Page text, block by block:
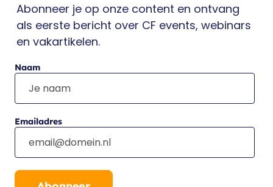
Abonneer je op onze content en ontvang
als eerste bericht over CF events, webinars
en vakartikelen.
Naam
Emailadres